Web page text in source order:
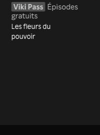
Viki Pass Épisodes
gratuits
Les fleurs du
pouvoir